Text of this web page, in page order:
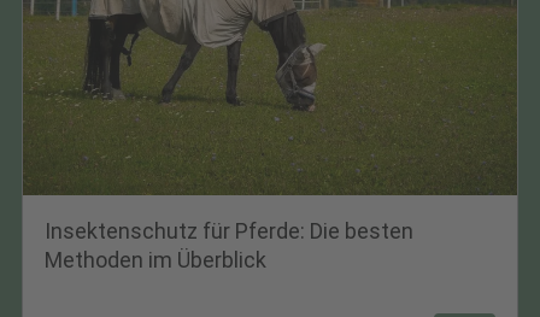
Insektenschutz für Pferde: Die besten
Methoden im Überblick